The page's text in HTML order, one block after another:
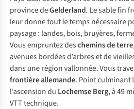
province deGelderland. Le sable fin
leur donne tout le temps nécessaire
paysage : landes, bois, bruyères,
Vous empruntez deschemins de terre
avenues bordées d’arbres et de
dans une région vallonnée. Vous
frontière allemande. Point culminant
l’ascension du Lochemse Berg, à 49
VTT technique.